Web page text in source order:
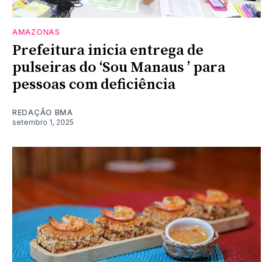
AMAZONAS
Prefeitura inicia entrega de
pulseiras do ‘Sou Manaus ’ para
pessoas com deficiência
REDAÇÃO BMA
setembro 1, 2025